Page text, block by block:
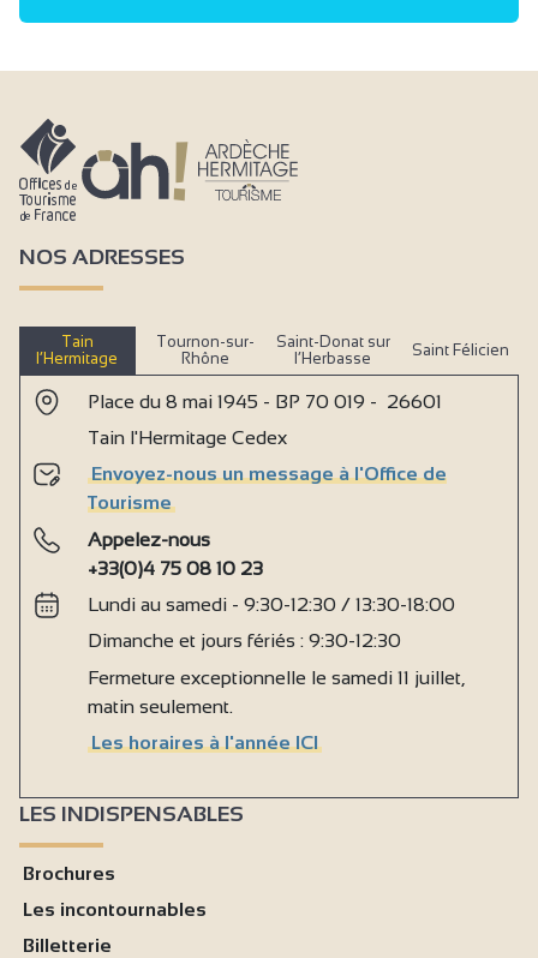
NOS ADRESSES
Tain
l’Hermitage
Tournon-sur-
Rhône
Saint-Donat sur
l’Herbasse
Saint Félicien
Place du 8 mai 1945 - BP 70 019 - 26601
Tain l'Hermitage Cedex
Envoyez-nous un message à l'Office de
Tourisme
Appelez-nous
+33(0)4 75 08 10 23
Lundi au samedi - 9:30-12:30 / 13:30-18:00
Dimanche et jours fériés : 9:30-12:30
Fermeture exceptionnelle le samedi 11 juillet,
matin seulement.
Les horaires à l'année ICI
LES INDISPENSABLES
Brochures
Les incontournables
Billetterie